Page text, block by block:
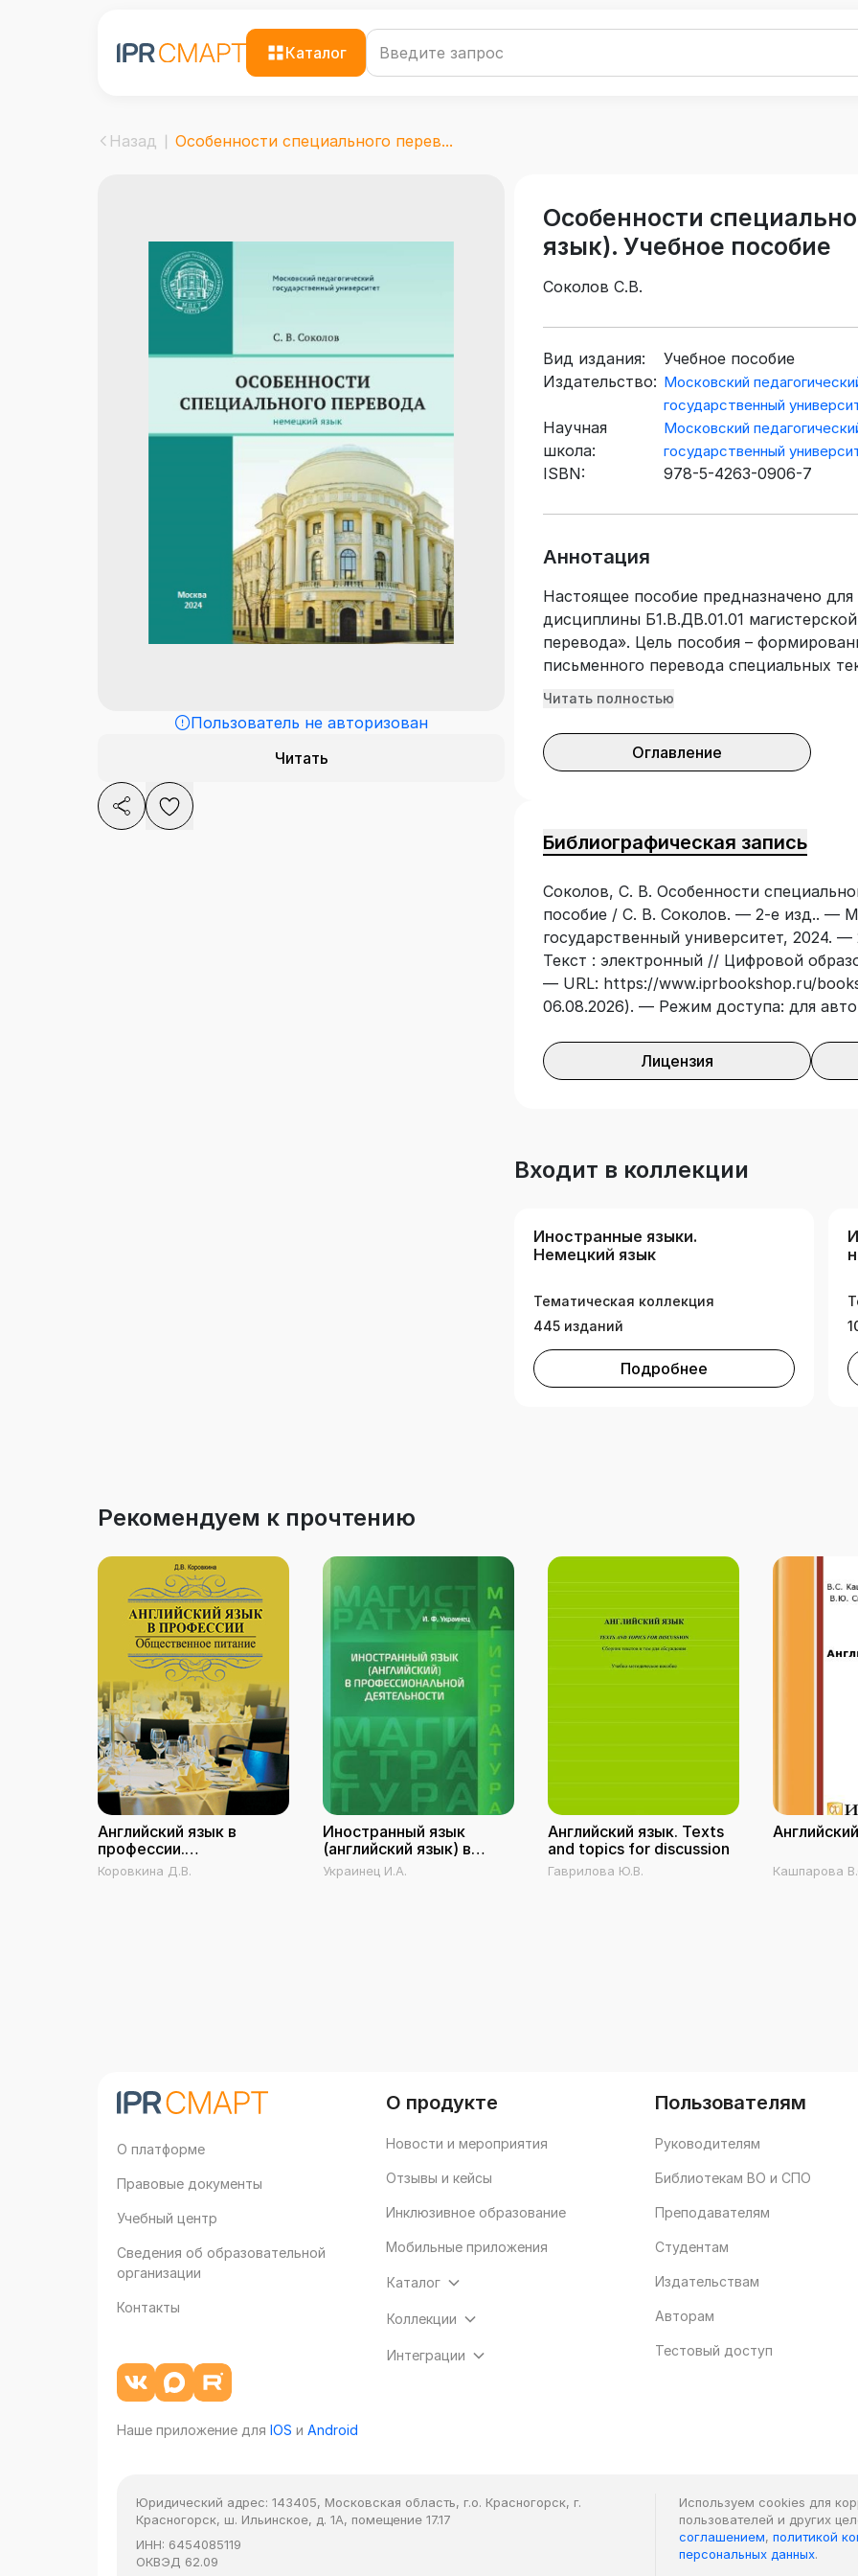
Каталог
Назад Особенности специального перев...
Пользователь не авторизован
Читать
Особенности
язык). Учебное пособие
Соколов С.В.
Вид издания:
Учебное пособие
Издательство: Московский
государственный
Научная
школа:
Московский
государственный
ISBN: 978-5-4263-0906-7
Аннотация
Настоящее пособие предназначено
дисциплины Б1.В.ДВ.01.01
перевода». Цель пособия –
письменного перевода специальных
Курс рассчитан на 72 учебных часа.
Читать полностью
Оглавление
Библиографическая запись
Соколов, С. В. Особенности
пособие / С. В. Соколов. — 2-е изд.. —
государственный университет, 2024.
Текст : электронный // Цифровой
— URL: https://www.iprbookshop.ru/
06.08.2026). — Режим доступа: для
Лицензия
Входит в коллекции
Иностранные языки.
Немецкий язык
Тематическая коллекция
445 изданий
Подробнее
Рекомендуем к прочтению
Английский язык в
профессии.
Общественное питание
Коровкина Д.В.
Иностранный язык
(английский язык) в
профессиональной
деятельности
Украинец И.А.
Английский язык. Texts
and topics for discussion
Гаврилова Ю.В. Кашпарова
О платформе
Правовые документы
Учебный центр
Сведения об образовательной
организации
Контакты
Наше приложение для IOS и Android
О продукте
Новости и мероприятия
Отзывы и кейсы
Инклюзивное образование
Мобильные приложения
Каталог
Коллекции
Интеграции
Пользователям
Руководителям
Библиотекам ВО и СПО
Преподавателям
Студентам
Издательствам
Авторам
Тестовый доступ
Юридический адрес: 143405, Московская область, г.о. Красногорск, г.
Красногорск, ш. Ильинское, д. 1А, помещение 17.17
ИНН: 6454085119
ОКВЭД 62.09
Используем cookies для
пользователей и других
соглашением, политикой
персональных данных.